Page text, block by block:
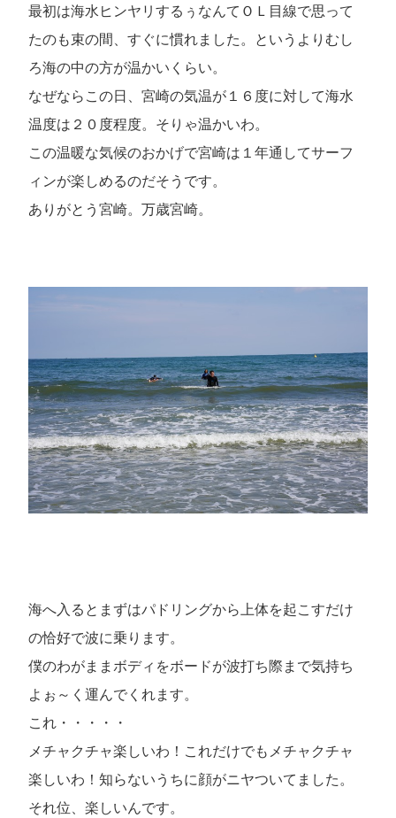
最初は海水ヒンヤリするぅなんてＯＬ目線で思って
たのも束の間、すぐに慣れました。というよりむし
ろ海の中の方が温かいくらい。
なぜならこの日、宮崎の気温が１６度に対して海水
温度は２０度程度。そりゃ温かいわ。
この温暖な気候のおかげで宮崎は１年通してサーフ
ィンが楽しめるのだそうです。
ありがとう宮崎。万歳宮崎。
海へ入るとまずはパドリングから上体を起こすだけ
の恰好で波に乗ります。
僕のわがままボディをボードが波打ち際まで気持ち
よぉ～く運んでくれます。
これ・・・・・
メチャクチャ楽しいわ！これだけでもメチャクチャ
楽しいわ！知らないうちに顔がニヤついてました。
それ位、楽しいんです。